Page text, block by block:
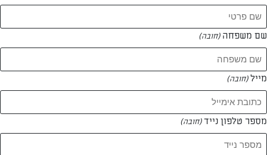
המתכונים של
1 מתכונים
שם משפחה (חובה)
מייל(חובה)
מספר טלפון נייד(חובה)